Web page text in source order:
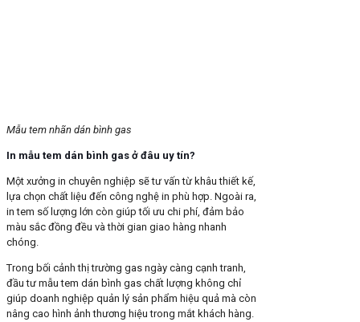
Mẫu tem nhãn dán bình gas
In mẫu tem dán bình gas ở đâu uy tín?
Một xưởng in chuyên nghiệp sẽ tư vấn từ khâu thiết kế,
lựa chọn chất liệu đến công nghệ in phù hợp. Ngoài ra,
in tem số lượng lớn còn giúp tối ưu chi phí, đảm bảo
màu sắc đồng đều và thời gian giao hàng nhanh
chóng.
Trong bối cảnh thị trường gas ngày càng cạnh tranh,
đầu tư mẫu tem dán bình gas chất lượng không chỉ
giúp doanh nghiệp quản lý sản phẩm hiệu quả mà còn
nâng cao hình ảnh thương hiệu trong mắt khách hàng.